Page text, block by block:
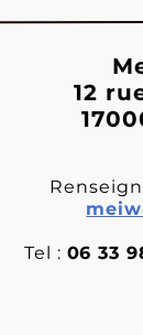
12
Tel : 06 33